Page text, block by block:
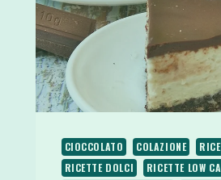
CIOCCOLATO COLAZIONE
RICETTE DOLCI
RICETTE LOW